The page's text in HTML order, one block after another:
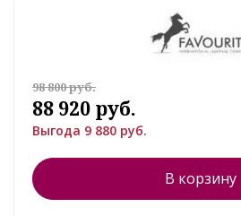
98 800 руб.
88 920 руб.
Выгода 9 880 руб.
В корзину